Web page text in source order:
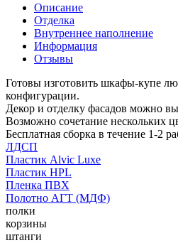
Описание
Отделка
Внутреннее наполнение
Информация
Отзывы
Готовы изготовить шкафы-купе
конфигурации.
Декор и отделку фасадов можно
Возможно сочетание нескольких
Бесплатная сборка в течение 1-2
ЛДСП
Пластик Alvic Luxe
Пластик HPL
Пленка ПВХ
Полотно АГТ (МДФ)
полки
корзины
штанги